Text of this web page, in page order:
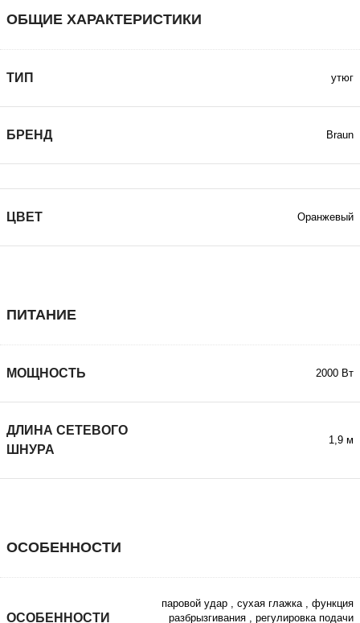
ОБЩИЕ ХАРАКТЕРИСТИКИ
ТИП утюг
БРЕНД Braun
ЦВЕТ Оранжевый
ПИТАНИЕ
МОЩНОСТЬ 2000 Вт
ДЛИНА СЕТЕВОГО
ШНУРА
1,9 м
ОСОБЕННОСТИ
ОСОБЕННОСТИ
паровой удар сухая глажка
функция
разбрызгивания
регулировка подачи